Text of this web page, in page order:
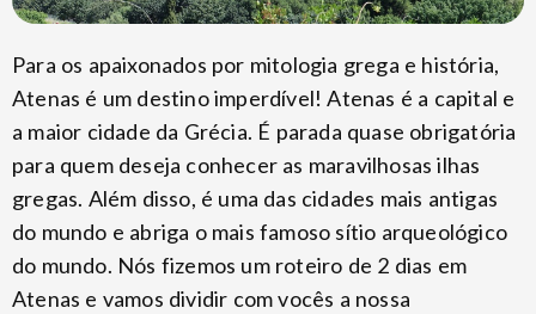
Para os apaixonados por mitologia grega e história,
Atenas é um destino imperdível! Atenas é a capital e
a maior cidade da Grécia. É parada quase obrigatória
para quem deseja conhecer as maravilhosas ilhas
gregas. Além disso, é uma das cidades mais antigas
do mundo e abriga o mais famoso sítio arqueológico
do mundo. Nós fizemos um roteiro de 2 dias em
Atenas e vamos dividir com vocês a nossa